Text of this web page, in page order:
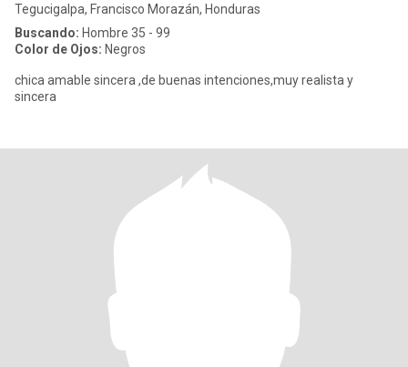
Tegucigalpa, Francisco Morazán, Honduras
Buscando: Hombre 35 - 99
Color de Ojos: Negros
chica amable sincera ,de buenas intenciones,muy realista y
sincera